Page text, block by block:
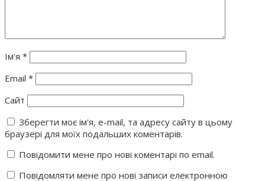
Ім'я *
Email *
Сайт
Зберегти моє ім'я, e-mail, та адресу сайту в цьому
браузері для моїх подальших коментарів.
Повідомити мене про нові коментарі по email.
Повідомляти мене про нові записи електронною